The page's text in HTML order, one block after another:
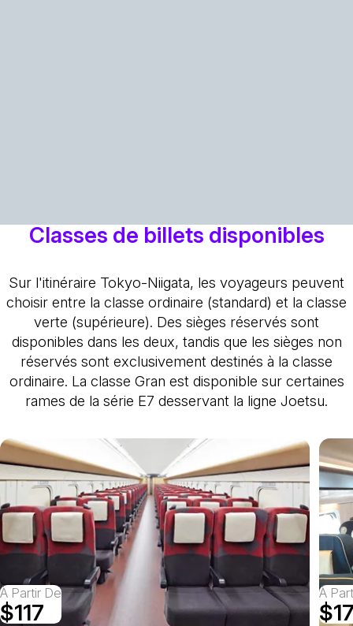
Classes de billets disponibles
Sur l'itinéraire Tokyo-Niigata, les voyageurs peuvent
choisir entre la classe ordinaire (standard) et la classe
verte (supérieure). Des sièges réservés sont
disponibles dans les deux, tandis que les sièges non
réservés sont exclusivement destinés à la classe
ordinaire. La classe Gran est disponible sur certaines
rames de la série E7 desservant la ligne Joetsu.
À Partir De
$117
À